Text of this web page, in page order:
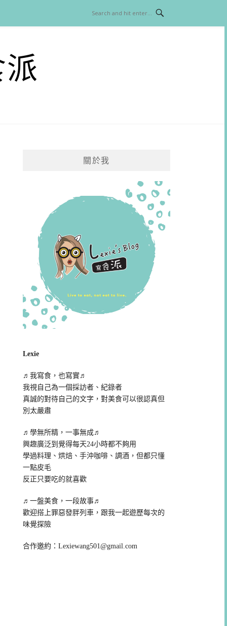
關於我
Lexie
♬我寫食，也寫實♬
我視自己為一個採訪者、紀錄者
真誠的對待自己的文字，對美食可以很認真但
別太嚴肅
♬學無所精，一事無成♬
興趣廣泛到覺得每天24小時都不夠用
學過料理、烘焙、手沖咖啡、調酒，但都只懂
一點皮毛
反正只要吃的就喜歡
♬一盤美食，一段故事♬
歡迎搭上罪惡發胖列車，跟我一起遊歷每次的
味覺探險
合作邀約：Lexiewang501@gmail.com